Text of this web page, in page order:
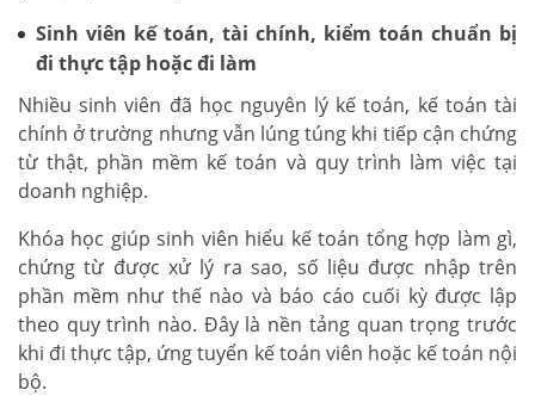
Sinh viên kế toán, tài chính, kiểm toán chuẩn bị
đi thực tập hoặc đi làm
Nhiều sinh viên đã học nguyên lý kế toán, kế toán tài
chính ở trường nhưng vẫn lúng túng khi tiếp cận chứng
từ thật, phần mềm kế toán và quy trình làm việc tại
doanh nghiệp.
Khóa học giúp sinh viên hiểu kế toán tổng hợp làm gì,
chứng từ được xử lý ra sao, số liệu được nhập trên
phần mềm như thế nào và báo cáo cuối kỳ được lập
theo quy trình nào. Đây là nền tảng quan trọng trước
khi đi thực tập, ứng tuyển kế toán viên hoặc kế toán nội
bộ.